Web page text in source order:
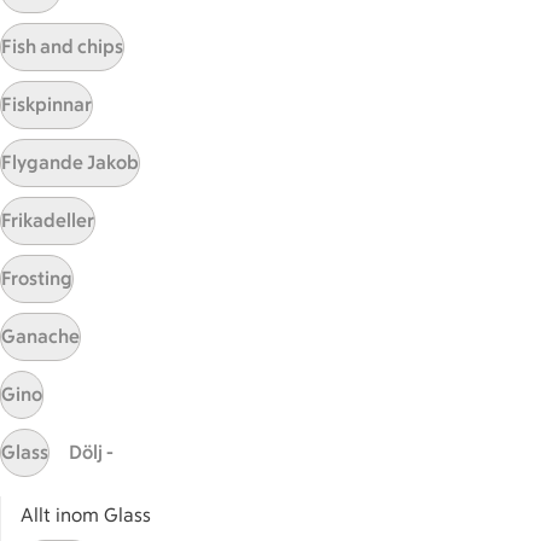
Sidfot
Start
Få snabbt svar
Prenumerera
Fish and chips
Fiskpinnar
Flygande Jakob
Frikadeller
Frosting
Ganache
Gino
Glass Dölj -
Allt inom Glass